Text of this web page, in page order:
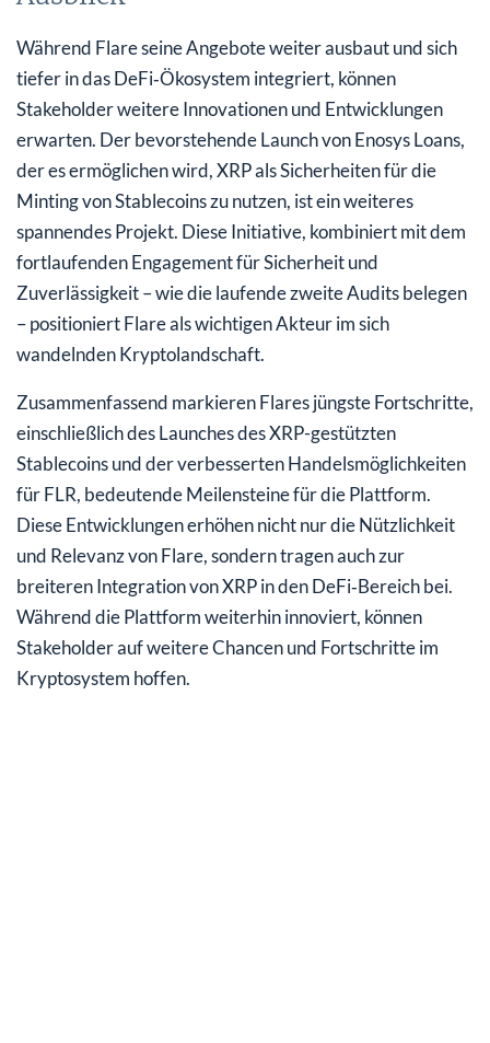
Während Flare seine Angebote weiter ausbaut und sich
tiefer in das DeFi‑Ökosystem integriert, können
Stakeholder weitere Innovationen und Entwicklungen
erwarten. Der bevorstehende Launch von Enosys Loans,
der es ermöglichen wird, XRP als Sicherheiten für die
Minting von Stablecoins zu nutzen, ist ein weiteres
spannendes Projekt. Diese Initiative, kombiniert mit dem
fortlaufenden Engagement für Sicherheit und
Zuverlässigkeit – wie die laufende zweite Audits belegen
– positioniert Flare als wichtigen Akteur im sich
wandelnden Kryptolandschaft.
Zusammenfassend markieren Flares jüngste Fortschritte,
einschließlich des Launches des XRP-gestützten
Stablecoins und der verbesserten Handelsmöglichkeiten
für FLR, bedeutende Meilensteine für die Plattform.
Diese Entwicklungen erhöhen nicht nur die Nützlichkeit
und Relevanz von Flare, sondern tragen auch zur
breiteren Integration von XRP in den DeFi‑Bereich bei.
Während die Plattform weiterhin innoviert, können
Stakeholder auf weitere Chancen und Fortschritte im
Kryptosystem hoffen.